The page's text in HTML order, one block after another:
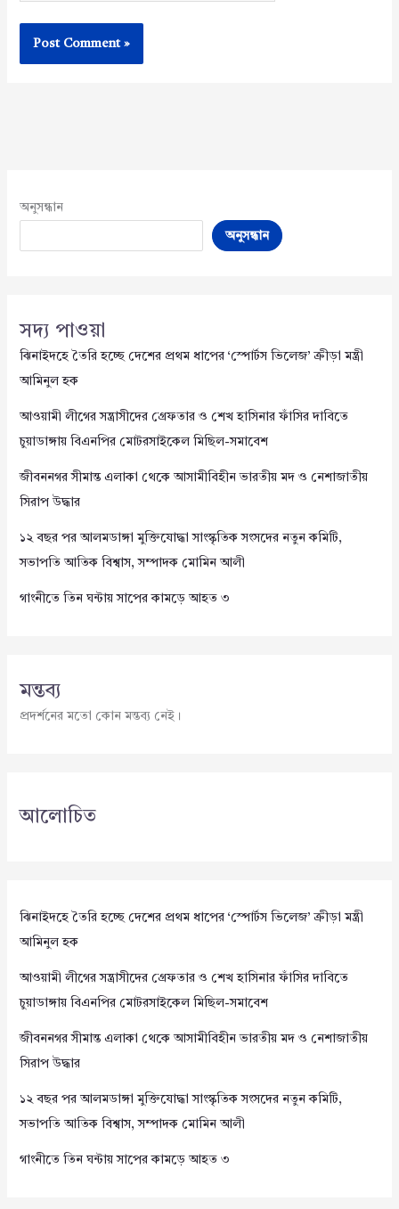
অনুসন্ধান
অনুসন্ধান
সদ্য পাওয়া
ঝিনাইদহে তৈরি হচ্ছে দেশের প্রথম ধাপের ‘স্পোর্টস ভিলেজ’ ক্রীড়া মন্ত্রী
আমিনুল হক
আওয়ামী লীগের সন্ত্রাসীদের গ্রেফতার ও শেখ হাসিনার ফাঁসির দাবিতে
চুয়াডাঙ্গায় বিএনপির মোটরসাইকেল মিছিল-সমাবেশ
জীবননগর সীমান্ত এলাকা থেকে আসামীবিহীন ভারতীয় মদ ও নেশাজাতীয়
সিরাপ উদ্ধার
১২ বছর পর আলমডাঙ্গা মুক্তিযোদ্ধা সাংস্কৃতিক সংসদের নতুন কমিটি,
সভাপতি আতিক বিশ্বাস, সম্পাদক মোমিন আলী
গাংনীতে তিন ঘন্টায় সাপের কামড়ে আহত ৩
মন্তব্য
প্রদর্শনের মতো কোন মন্তব্য নেই।
আলোচিত
ঝিনাইদহে তৈরি হচ্ছে দেশের প্রথম ধাপের ‘স্পোর্টস ভিলেজ’ ক্রীড়া মন্ত্রী
আমিনুল হক
আওয়ামী লীগের সন্ত্রাসীদের গ্রেফতার ও শেখ হাসিনার ফাঁসির দাবিতে
চুয়াডাঙ্গায় বিএনপির মোটরসাইকেল মিছিল-সমাবেশ
জীবননগর সীমান্ত এলাকা থেকে আসামীবিহীন ভারতীয় মদ ও নেশাজাতীয়
সিরাপ উদ্ধার
১২ বছর পর আলমডাঙ্গা মুক্তিযোদ্ধা সাংস্কৃতিক সংসদের নতুন কমিটি,
সভাপতি আতিক বিশ্বাস, সম্পাদক মোমিন আলী
গাংনীতে তিন ঘন্টায় সাপের কামড়ে আহত ৩